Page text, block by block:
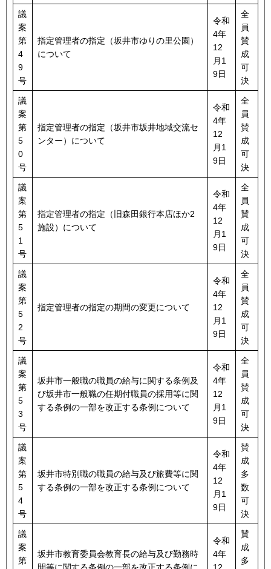
議
案
第
4
9
号
指定管理者の指定（坂井市ゆりの里公園）
について
令和
4年
12
月1
9日
全
員
賛
成
可
決
議
案
第
5
0
号
指定管理者の指定（坂井市坂井地域交流セ
ンター）について
令和
4年
12
月1
9日
全
員
賛
成
可
決
議
案
第
5
1
号
指定管理者の指定（旧森田銀行本店ほか2
施設）について
令和
4年
12
月1
9日
全
員
賛
成
可
決
議
案
第
5
2
号
指定管理者の指定の期間の変更について
令和
4年
12
月1
9日
全
員
賛
成
可
決
議
案
第
5
3
号
坂井市一般職の職員の給与に関する条例及
び坂井市一般職の任期付職員の採用等に関
する条例の一部を改正する条例について
令和
4年
12
月1
9日
全
員
賛
成
可
決
議
案
第
5
4
号
坂井市特別職の職員の給与及び旅費等に関
する条例の一部を改正する条例について
令和
4年
12
月1
9日
賛
成
多
数
可
決
議
案
第
坂井市教育委員会教育長の給与及び勤務時
令和
4年
賛
成
多